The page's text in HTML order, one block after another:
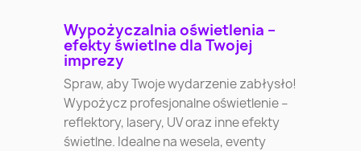
Wypożyczalnia oświetlenia –
efekty świetlne dla Twojej
imprezy
Spraw, aby Twoje wydarzenie zabłysło!
Wypożycz profesjonalne oświetlenie –
reflektory, lasery, UV oraz inne efekty
świetlne. Idealne na wesela, eventy